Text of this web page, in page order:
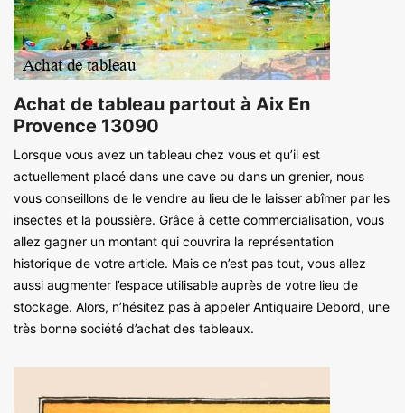
Achat de tableau partout à Aix En
Provence 13090
Lorsque vous avez un tableau chez vous et qu’il est
actuellement placé dans une cave ou dans un grenier, nous
vous conseillons de le vendre au lieu de le laisser abîmer par les
insectes et la poussière. Grâce à cette commercialisation, vous
allez gagner un montant qui couvrira la représentation
historique de votre article. Mais ce n’est pas tout, vous allez
aussi augmenter l’espace utilisable auprès de votre lieu de
stockage. Alors, n’hésitez pas à appeler Antiquaire Debord, une
très bonne société d’achat des tableaux.